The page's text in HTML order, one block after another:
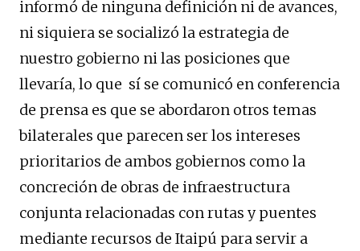
informó de ninguna definición ni de avances,
ni siquiera se socializó la estrategia de
nuestro gobierno ni las posiciones que
llevaría, lo que sí se comunicó en conferencia
de prensa es que se abordaron otros temas
bilaterales que parecen ser los intereses
prioritarios de ambos gobiernos como la
concreción de obras de infraestructura
conjunta relacionadas con rutas y puentes
mediante recursos de Itaipú para servir a